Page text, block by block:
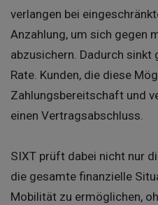
verlangen bei
Anzahlung, um sich gegen
abzusichern. Dadurch
Rate. Kunden, die diese
Zahlungsbereitschaft und
einen Vertragsabschluss.
SIXT prüft dabei nicht nur
die gesamte finanzielle
Mobilität zu ermöglichen,